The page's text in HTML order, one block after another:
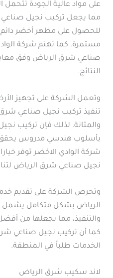
على مواد عالية الجودة تتحمل
مما يجعل تركيب نجيل صناعي
للحصول على مظهر أخضر دائم
مستمرة. كما تهتم شركة
صناعي شرق الرياض وفق
النتائج.
وتعمل الشركة على تجهيز
تنفيذ تركيب نجيل صناعي
والمتانة. لذلك فإن تركيب
بأسلوب هندسي مدروس
شركة الوادي الاخضر توفر
نجيل صناعي شرق الرياض
وتحرص الشركة على تقديم
الرياض بشكل متكامل يشمل
والتنفيذ، مما يجعلها من
كما أن تركيب نجيل صناعي
الخدمات طلباً في المنطقة.
لاند سكيب شرق الرياض